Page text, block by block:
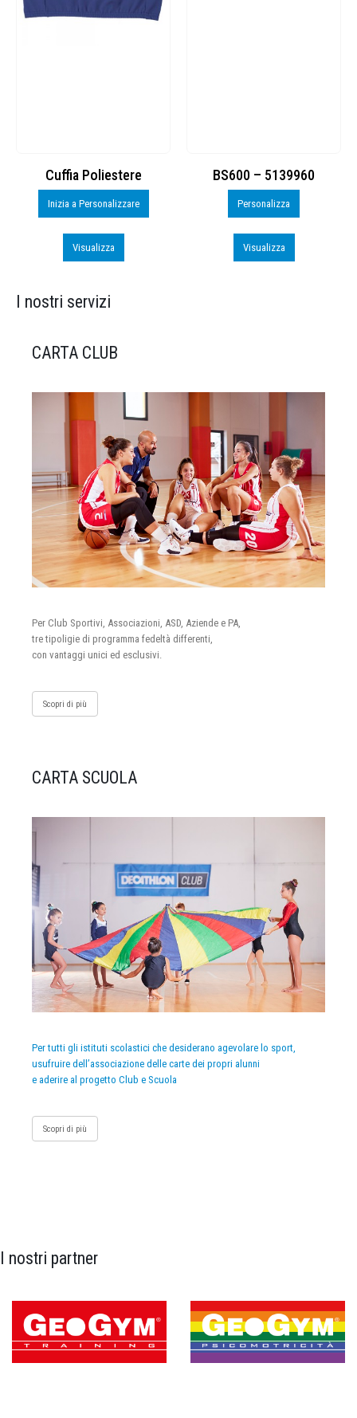
Cuffia Poliestere
Inizia a Personalizzare
Visualizza
BS600 – 5139960
Personalizza
Visualizza
I nostri servizi
CARTA CLUB
Per Club Sportivi, Associazioni, ASD, Aziende e PA,
tre tipoligie di programma fedeltà differenti,
con vantaggi unici ed esclusivi.
Scopri di più
CARTA SCUOLA
Per tutti gli istituti scolastici che desiderano agevolare lo sport,
usufruire dell’associazione delle carte dei propri alunni
e aderire al progetto Club e Scuola
Scopri di più
I nostri partner